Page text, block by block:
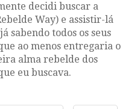
decidi buscar a
Way) e assistir-lá
sabendo todos os seus
ao menos entregaria o
alma rebelde dos
eu buscava.